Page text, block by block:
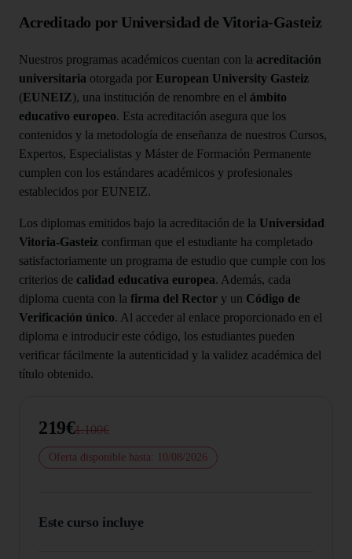
Acreditado por Universidad de Vitoria-Gasteiz
Nuestros programas académicos cuentan con la acreditación
universitaria otorgada por European University Gasteiz
(EUNEIZ), una institución de renombre en el ámbito
educativo europeo. Esta acreditación asegura que los
contenidos y la metodología de enseñanza de nuestros Cursos,
Expertos, Especialistas y Máster de Formación Permanente
cumplen con los estándares académicos y profesionales
establecidos por EUNEIZ.
Los diplomas emitidos bajo la acreditación de la Universidad
Vitoria-Gasteiz confirman que el estudiante ha completado
satisfactoriamente un programa de estudio que cumple con los
criterios de calidad educativa europea. Además, cada
diploma cuenta con la firma del Rector y un Código de
Verificación único. Al acceder al enlace proporcionado en el
diploma e introducir este código, los estudiantes pueden
verificar fácilmente la autenticidad y la validez académica del
título obtenido.
219€1.100€
Oferta disponible hasta: 10/08/2026
Este curso incluye